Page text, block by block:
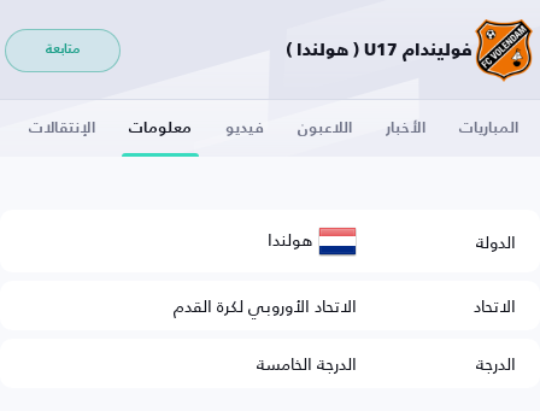
فوليندام U17 ( هولندا ) متابعة
المباريات الأخبار اللاعبون فيديو معلومات الإنتقالات
الدولة هولندا
الاتحاد
الاتحاد الأوروبي لكرة القدم
الدرجة
الدرجة الخامسة